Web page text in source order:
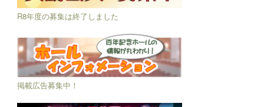
R8年度の募集は終了しました
掲載広告募集中！